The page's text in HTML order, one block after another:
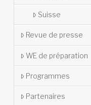
Suisse
Revue de presse
WE de préparation
Programmes
Partenaires